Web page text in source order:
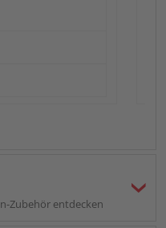
Zubehör entdecken